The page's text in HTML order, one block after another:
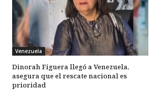
Venezuela
Dinorah Figuera llegó a Venezuela,
asegura que el rescate nacional es
prioridad